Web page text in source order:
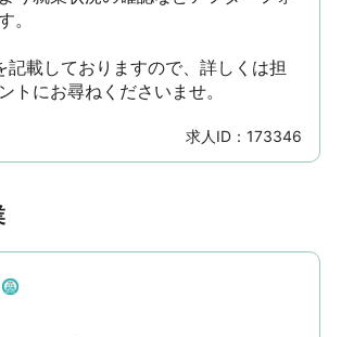
。
記載しておりますので、詳しくは担
トにお尋ねくださいませ。
求人ID：173346